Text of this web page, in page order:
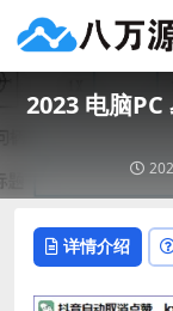
2023 电脑
详情介绍